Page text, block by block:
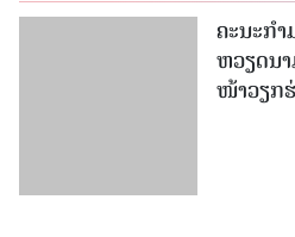
ຄະນະກໍ
ຫວຽດນ
ໜ້າວຽກ